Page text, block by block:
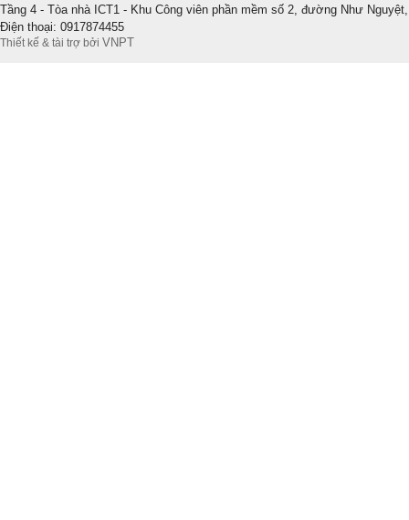
Tầng 4 - Tòa nhà ICT1 - Khu Công viên phần mềm số 2, đường Như
Điện thoại: 0917874455
Thiết kế & tài trợ bởi VNPT